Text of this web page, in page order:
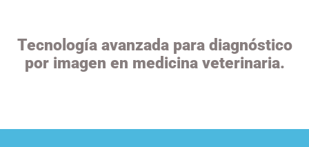
Tecnología avanzada para diagnóstico
por imagen en medicina veterinaria.